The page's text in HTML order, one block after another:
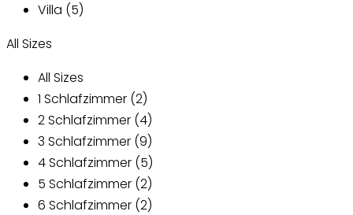
Villa (5)
All Sizes
All Sizes
1 Schlafzimmer (2)
2 Schlafzimmer (4)
3 Schlafzimmer (9)
4 Schlafzimmer (5)
5 Schlafzimmer (2)
6 Schlafzimmer (2)